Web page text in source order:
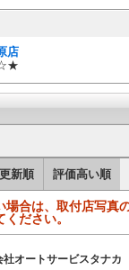
店
☆★
更新順 評価高い順
合は、取付店写真
ださい。
社オートサービスタナカ